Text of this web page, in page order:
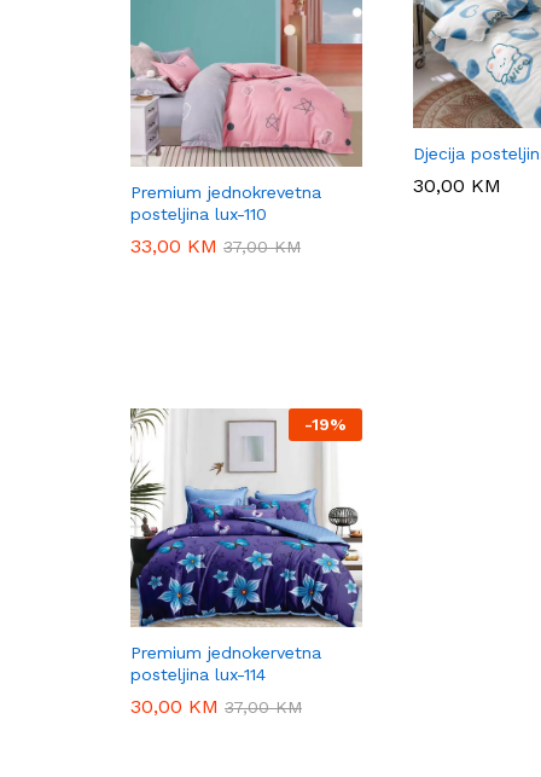
Premium jednokrevetna
posteljina lux-110
33,00 KM 37,00KM
33,00 KM 37,00KM
Djecija
30,00 KM
30,00 KM
-19%
Premium jednokervetna
posteljina lux-114
30,00 KM 37,00KM
30,00 KM 37,00KM